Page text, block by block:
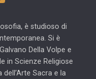
è studioso di
Si è
Della Volpe e
in Scienze Religiose
Sacra e la